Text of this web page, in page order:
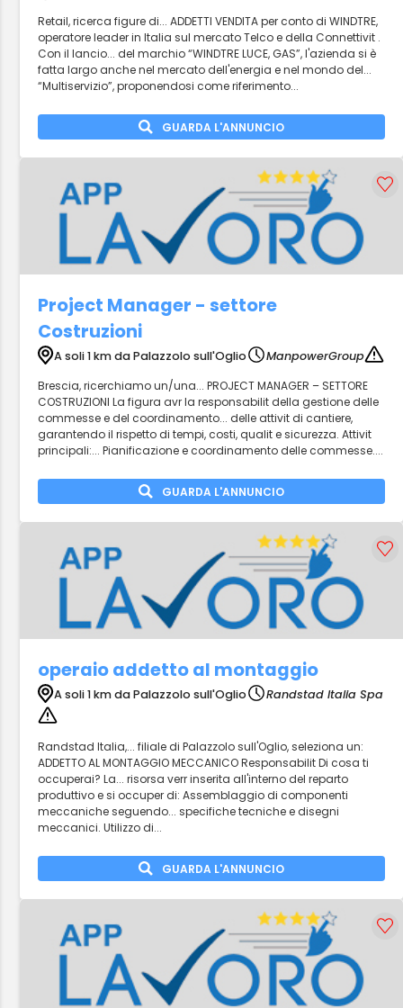
Retail, ricerca figure di... ADDETTI VENDITA per conto di WINDTRE,
operatore leader in Italia sul mercato Telco e della Connettivit .
Con il lancio... del marchio “WINDTRE LUCE, GAS”, l'azienda si è
fatta largo anche nel mercato dell'energia e nel mondo del...
“Multiservizio”, proponendosi come riferimento...
GUARDA L'ANNUNCIO
Project Manager - settore
Costruzioni
A soli 1 km da Palazzolo sull'Oglio
ManpowerGroup
Brescia, ricerchiamo un/una... PROJECT MANAGER – SETTORE
COSTRUZIONI La figura avr la responsabilit della gestione delle
commesse e del coordinamento... delle attivit di cantiere,
garantendo il rispetto di tempi, costi, qualit e sicurezza. Attivit
principali:... Pianificazione e coordinamento delle commesse....
GUARDA L'ANNUNCIO
operaio addetto al montaggio
A soli 1 km da Palazzolo sull'Oglio Randstad Italia Spa
Randstad Italia,... filiale di Palazzolo sull'Oglio, seleziona un:
ADDETTO AL MONTAGGIO MECCANICO Responsabilit Di cosa ti
occuperai? La... risorsa verr inserita all'interno del reparto
produttivo e si occuper di: Assemblaggio di componenti
meccaniche seguendo... specifiche tecniche e disegni
meccanici. Utilizzo di...
GUARDA L'ANNUNCIO